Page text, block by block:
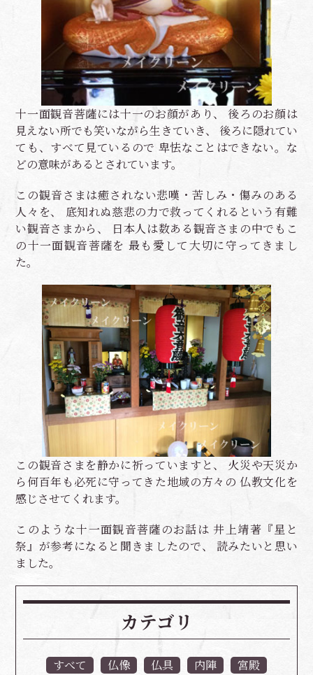
十一面観音菩薩には十一のお顔があり、 後ろのお顔は
見えない所でも笑いながら生きていき、 後ろに隠れてい
ても、すべて見ているので 卑怯なことはできない。な
どの意味があるとされています。
この観音さまは癒されない悲嘆・苦しみ・傷みのある
人々を、 底知れぬ慈悲の力で救ってくれるという有難
い観音さまから、 日本人は数ある観音さまの中でもこ
の十一面観音菩薩を 最も愛して大切に守ってきまし
た。
この観音さまを静かに祈っていますと、 火災や天災か
ら何百年も必死に守ってきた地域の方々の 仏教文化を
感じさせてくれます。
このような十一面観音菩薩のお話は 井上靖著『星と
祭』が参考になると聞きましたので、 読みたいと思い
ました。
カテゴリ
すべて 仏像 仏具 内陣 宮殿